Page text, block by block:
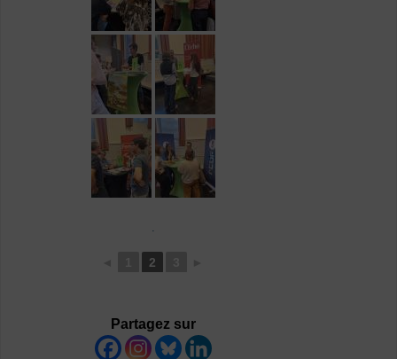
2
Partagez sur